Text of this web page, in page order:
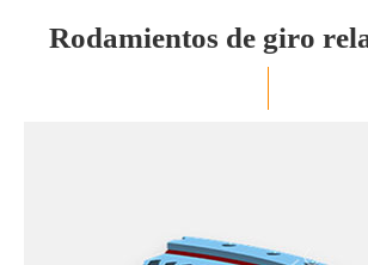
Rodamientos de giro